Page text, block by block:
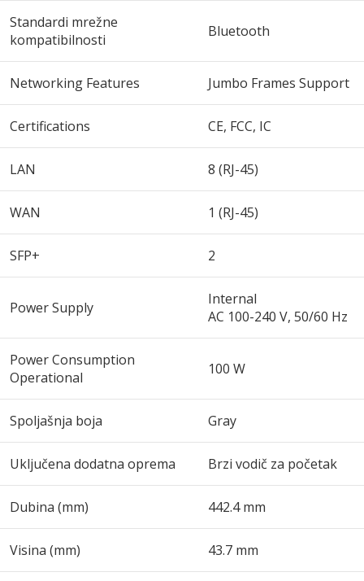
Standardi mrežne
kompatibilnosti
Bluetooth
Networking Features Jumbo Frames Support
Certifications CE, FCC, IC
LAN 8 (RJ-45)
WAN 1 (RJ-45)
SFP+ 2
Power Supply
Internal
AC 100-240 V, 50/60 Hz
Power Consumption
Operational
100 W
Spoljašnja boja Gray
Uključena dodatna oprema Brzi vodič za početak
Dubina (mm) 442.4 mm
Visina (mm) 43.7 mm